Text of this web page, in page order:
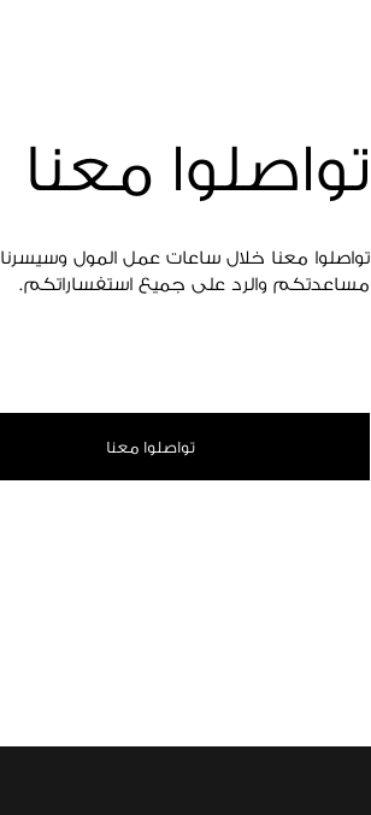
تواصلوا معنا
تواصلوا معنا خلال ساعات عمل المول وسيسرنا
مساعدتكم والرد على جميع استفساراتكم.
تواصلوا معنا